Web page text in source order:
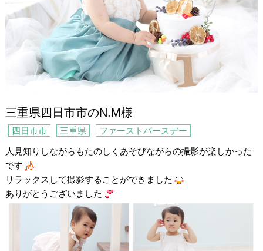
三重県四日市市のN.M様
四日市市 三重県 ファーストバースデー
人見知りしながらもたのしくあそびながらの撮影が楽しかった
です
リラックスして撮影することができました
ありがとうございました